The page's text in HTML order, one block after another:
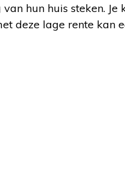
hun huis steken. Je
deze lage rente kan